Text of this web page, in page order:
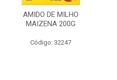
AMIDO DE MILHO
MAIZENA 200G
Código: 32247